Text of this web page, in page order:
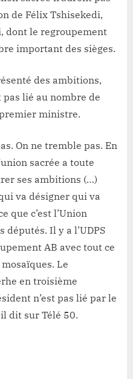
de Félix Tshisekedi,
dont le regroupement
important des sièges.
des ambitions,
pas lié au nombre de
ministre.
On ne tremble pas. En
sacrée a toute
ses ambitions (…)
va désigner qui va
que c’est l’Union
députés. Il y a l’UDPS
AB avec tout ce
Le
en troisième
n’est pas lié par le
dit sur Télé 50.